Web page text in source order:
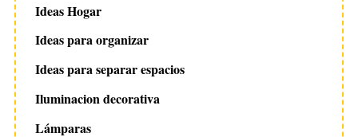
Ideas Hogar
Ideas para organizar
Ideas para separar espacios
Iluminacion decorativa
Lámparas